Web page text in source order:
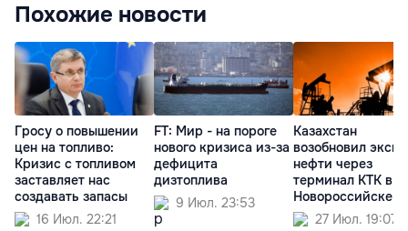
Похожие новости
Гросу о повышении
цен на топливо:
Кризис с топливом
заставляет нас
создавать запасы
16 Июл. 22:21
FT: Мир - на пороге
нового кризиса из-за
дефицита
дизтоплива
9 Июл. 23:53
Казахстан
возобновил
нефти через
терминал КТК в
Новороссийске
27 Июл. 19:07